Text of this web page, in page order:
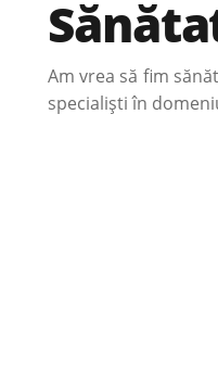
Am vrea să fim
specialiști în